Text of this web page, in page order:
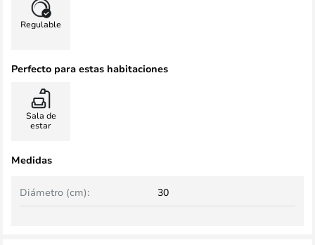
Regulable
Perfecto para estas habitaciones
Sala de
estar
Medidas
Diámetro (cm): 30